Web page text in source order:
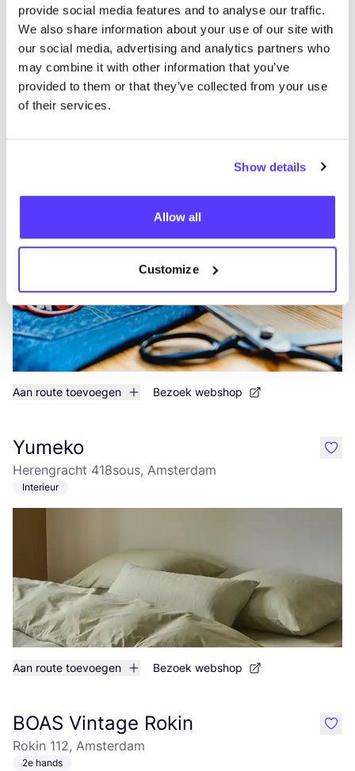
provide social media features and to analyse our traffic.
We also share information about your use of our site with
our social media, advertising and analytics partners who
may combine it with other information that you’ve
provided to them or that they’ve collected from your use
of their services.
Show details
Allow all
Customize
Elandsgracht 41, Amsterdam
+1
Aan route toevoegen Bezoek webshop
Yumeko
Herengracht 418sous, Amsterdam
Interieur
Aan route toevoegen Bezoek webshop
like
BOAS Vintage Rokin
Rokin 112, Amsterdam
2e hands
like